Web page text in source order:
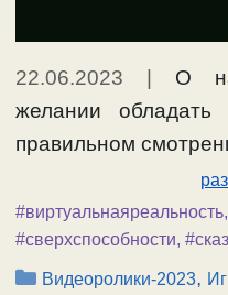
22.06.2023
О
желании обладать
правильном
#виртуальнаяреальность,
#сверхспособности,
Рубрики
Видеоролики-2023,